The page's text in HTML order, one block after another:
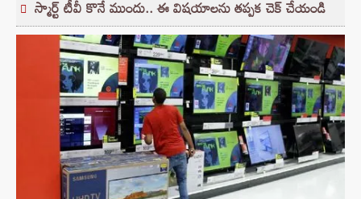
స్మార్ట్ టీవీ కొనే ముందు.. ఈ విషయాలను తప్పక చెక్ చేయండి